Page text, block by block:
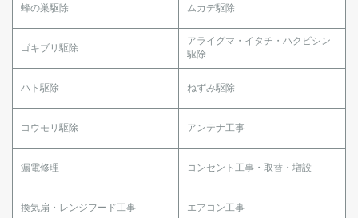
蜂の巣駆除 ムカデ駆除
ゴキブリ駆除
アライグマ・イタチ・ハクビシン
駆除
ハト駆除 ねずみ駆除
コウモリ駆除 アンテナ工事
漏電修理 コンセント工事・取替・増設
換気扇・レンジフード工事 エアコン工事